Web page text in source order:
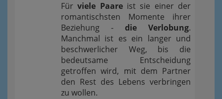
Fürviele Paareist sie einer der
romantischsten Momente ihrer
Beziehung - die Verlobung.
Manchmal ist es ein langer und
beschwerlicher Weg, bis die
bedeutsame Entscheidung
getroffen wird, mit dem Partner
den Rest des Lebens verbringen
zu wollen.